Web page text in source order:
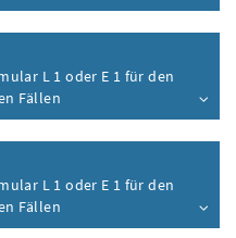
L 1 oder E 1 für den
Fällen
L 1 oder E 1 für den
Fällen